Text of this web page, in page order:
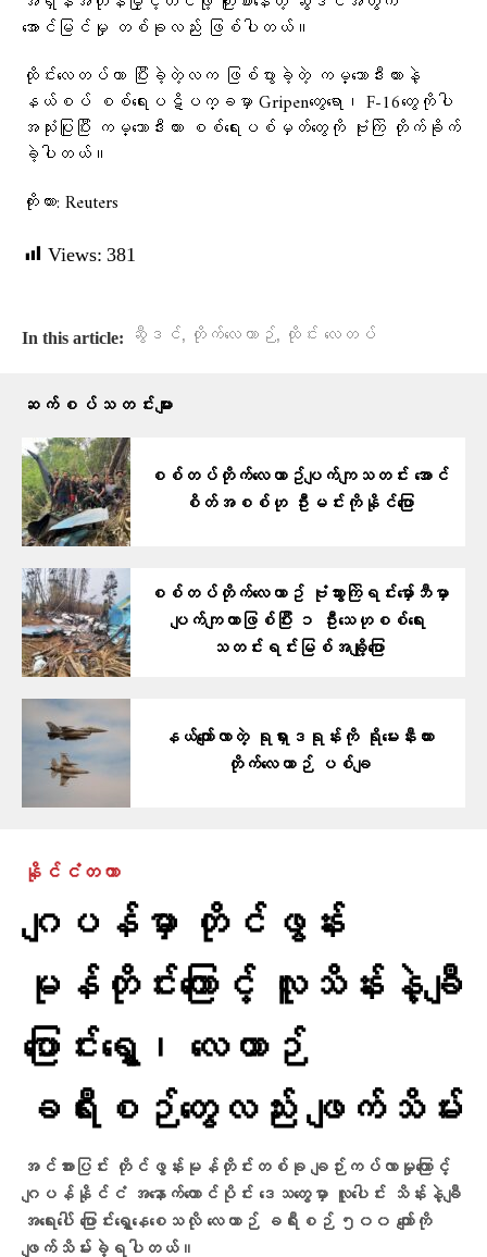
အောင်မြင်မှု တစ်ခုလည်း ဖြစ်ပါတယ်။
ထိုင်းလေတပ်ဟာ ပြီးခဲ့တဲ့လက ဖြစ်ပွားခဲ့တဲ့ ကမ္ဘောဒီးယားနဲ့
နယ်စပ် စစ်ရေးပဋိပက္ခမှာ Gripenတွေရော၊ F-16တွေကိုပါ
အသုံးပြုပြီး ကမ္ဘောဒီးယား စစ်ရေးပစ်မှတ်တွေကို ဗုံးကြဲ တိုက်ခိုက်
ခဲ့ပါတယ်။
ကိုးကား: Reuters
Views: 381
In this article: ဆွီဒင်, တိုက်လေယာဉ်, ထိုင်း လေတပ်
ဆက်စပ်သတင်းများ
စစ်တပ်တိုက်​လေယာဥ်ပျက်ကျသတင်း အောင်
စိတ်အစစ်ဟု ဦးမင်းကိုနိုင်​ပြော
စစ်တပ်တိုက်​လေယာဥ် ဗုံသွားကြဲရင်း​မှော်ဘီမှာ
ပျက်ကျတာဖြစ်ပြီး ၁ ဦး​သေဟုစစ်​ရေး
သတင်းရင်းမြစ်အချို့​ပြော
နယ်ကျော်လာတဲ့ ရုရှားဒရုန်းကို ရိုမေးနီးယား
တိုက်လေယာဉ် ပစ်ချ
နိုင်ငံတကာ
ဂျပန်မှာ တိုင်ဖွန်း
မုန်တိုင်းကြောင့် လူသိန်းနဲ့ချီ
ပြောင်းရွှေ့၊ လေယာဉ်
ခရီးစဉ်တွေလည်း ဖျက်သိမ်း
အင်အားပြင်း တိုင်ဖွန်းမုန်တိုင်းတစ်ခု ချဉ်းကပ်လာမှုကြောင့်
ဂျပန်နိုင်ငံ အနောက်တောင်ပိုင်း ဒေသတွေမှာ လူပေါင်း သိန်းနဲ့ချီ
အရေးပေါ် ပြောင်းရွှေ့နေစေသလို လေယာဉ် ခရီးစဉ် ၅၀၀ ကျော်ကို